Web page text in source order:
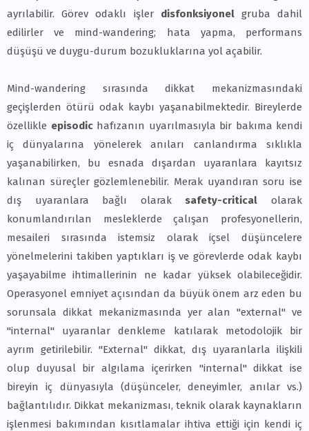
ayrılabilir. Görev odaklı işler disfonksiyonelgruba dahil
edilirler ve mind-wandering; hata yapma, performans
düşüşü ve duygu-durum bozukluklarına yol açabilir.
Mind-wandering sırasında dikkat mekanizmasındaki
geçişlerden ötürü odak kaybı yaşanabilmektedir. Bireylerde
özellikle episodichafızanın uyarılmasıyla bir bakıma kendi
iç dünyalarına yönelerek anıları canlandırma sıklıkla
yaşanabilirken, bu esnada dışardan uyaranlara kayıtsız
kalınan süreçler gözlemlenebilir. Merak uyandıran soru ise
dış uyaranlara bağlı olarak safety-critical olarak
konumlandırılan mesleklerde çalışan profesyonellerin,
mesaileri sırasında istemsiz olarak içsel düşüncelere
yönelmelerini takiben yaptıkları iş ve görevlerde odak kaybı
yaşayabilme ihtimallerinin ne kadar yüksek olabileceğidir.
Operasyonel emniyet açısından da büyük önem arz eden bu
sorunsala dikkat mekanizmasında yer alan "external" ve
"internal" uyaranlar denkleme katılarak metodolojik bir
ayrım getirilebilir. "External" dikkat, dış uyaranlarla ilişkili
olup duyusal bir algılama içerirken "internal" dikkat ise
bireyin iç dünyasıyla (düşünceler, deneyimler, anılar vs.)
bağlantılıdır. Dikkat mekanizması, teknik olarak kaynakların
işlenmesi bakımından kısıtlamalar ihtiva ettiği için kendi iç